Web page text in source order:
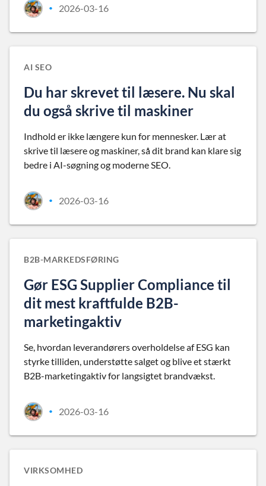
• 2026-03-16
AI SEO
Du har skrevet til læsere. Nu skal
du også skrive til maskiner
Indhold er ikke længere kun for mennesker. Lær at
skrive til læsere og maskiner, så dit brand kan klare sig
bedre i AI-søgning og moderne SEO.
• 2026-03-16
B2B-MARKEDSFØRING
Gør ESG Supplier Compliance til
dit mest kraftfulde B2B-
marketingaktiv
Se, hvordan leverandørers overholdelse af ESG kan
styrke tilliden, understøtte salget og blive et stærkt
B2B-marketingaktiv for langsigtet brandvækst.
• 2026-03-16
VIRKSOMHED